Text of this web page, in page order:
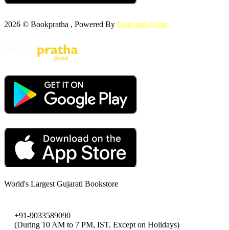
2026 © Bookpratha , Powered By Dots and Coms
World's Largest Gujarati Bookstore
+91-9033589090
(During 10 AM to 7 PM, IST, Except on Holidays)